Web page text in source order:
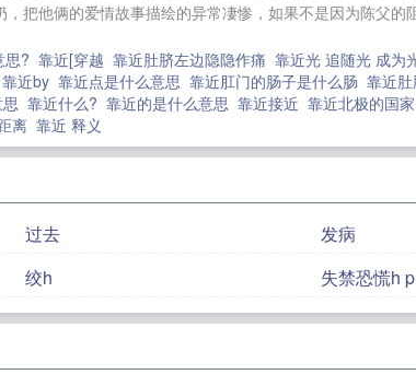
把他俩的爱情故事描绘的异常凄惨，如果不是因为陈父的
思? 靠近[穿越 靠近肚脐左边隐隐作痛 靠近光 追随光 成为
靠近by 靠近点是什么意思 靠近肛门的肠子是什么肠 靠近
靠近什么? 靠近的是什么意思 靠近接近 靠近北极的国家
离 靠近 释义
过去
发病
绞h